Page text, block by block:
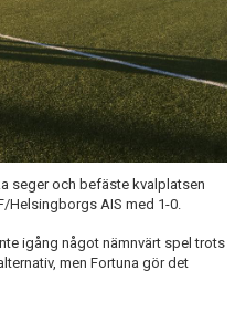
seger och befäste kvalplatsen
Helsingborgs AIS med 1-0.
igång något nämnvärt spel trots
men Fortuna gör det